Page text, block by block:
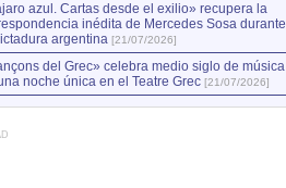
azul. Cartas desde el exilio» recupera la
inédita de Mercedes Sosa durante
argentina [21/07/2026]
del Grec» celebra medio siglo de música
noche única en el Teatre Grec [21/07/2026]